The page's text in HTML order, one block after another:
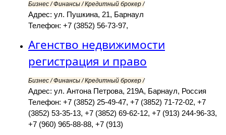
Бизнес / Финансы / Кредитный брокер /
Адрес: ул. Пушкина, 21, Барнаул
Телефон: +7 (3852) 56-73-97,
Агенство недвижимости
регистрация и право
Бизнес / Финансы / Кредитный брокер /
Адрес: ул. Антона Петрова, 219А, Барнаул, Россия
Телефон: +7 (3852) 25-49-47, +7 (3852) 71-72-02, +7
(3852) 53-35-13, +7 (3852) 69-62-12, +7 (913) 244-96-33,
+7 (960) 965-88-88, +7 (913)